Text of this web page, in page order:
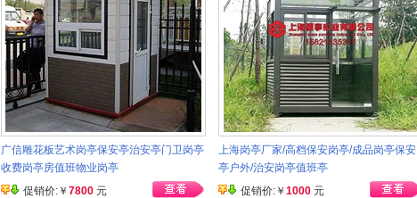
广信雕花板艺术岗亭保安亭治安亭门卫岗亭
收费岗亭房值班物业岗亭
促销价:￥ 7800 元
上海岗亭厂家/高档保安岗亭/成品岗亭保安
亭户外/治安岗亭值班亭
促销价:￥ 1000 元